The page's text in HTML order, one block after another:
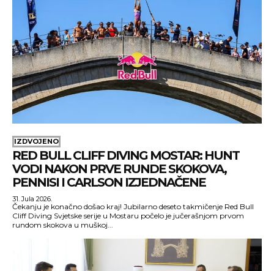
IZDVOJENO
RED BULL CLIFF DIVING MOSTAR: HUNT
VODI NAKON PRVE RUNDE SKOKOVA,
PENNISI I CARLSON IZJEDNAČENE
31. Jula 2026.
Čekanju je konačno došao kraj! Jubilarno deseto takmičenje Red Bull
Cliff Diving Svjetske serije u Mostaru počelo je jučerašnjom prvom
rundom skokova u muškoj...